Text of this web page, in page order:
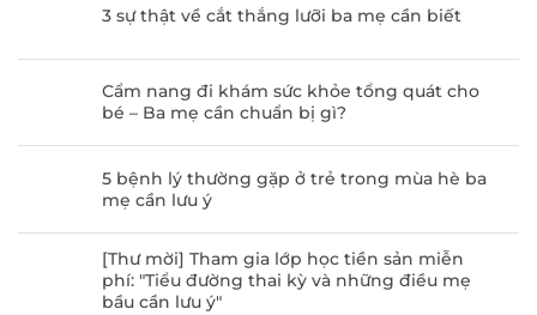
3 sự thật về cắt thắng lưỡi ba mẹ cần biết
Cẩm nang đi khám sức khỏe tổng quát cho
bé – Ba mẹ cần chuẩn bị gì?
5 bệnh lý thường gặp ở trẻ trong mùa hè ba
mẹ cần lưu ý
[Thư mời] Tham gia lớp học tiền sản miễn
phí: "Tiểu đường thai kỳ và những điều mẹ
bầu cần lưu ý"